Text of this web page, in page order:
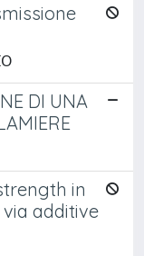
DI UNA
in
additive